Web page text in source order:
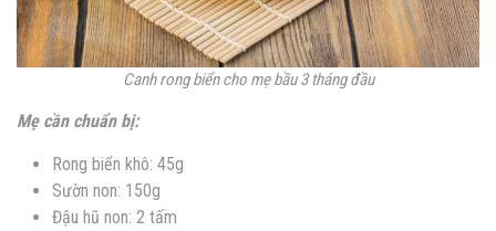
Canh rong biển cho mẹ bầu 3 tháng đầu
Mẹ cần chuẩn bị:
Rong biển khô: 45g
Sườn non: 150g
Đậu hũ non: 2 tấm